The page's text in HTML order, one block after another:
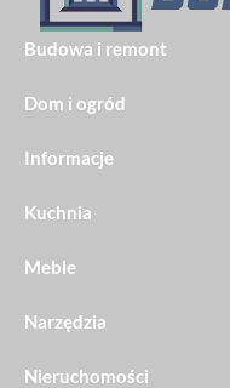
Budowa i remont
Dom i ogród
Informacje
Kuchnia
Meble
Narzędzia
Nieruchomości